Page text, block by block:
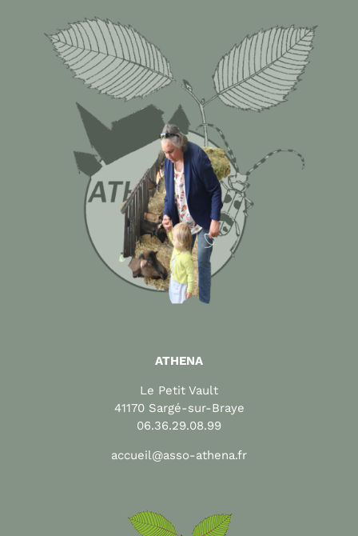
ATHENA
Le Petit Vault
41170 Sargé-sur-Braye
06.36.29.08.99
accueil@asso-athena.fr